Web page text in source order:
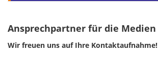
Ansprechpartner für die Medien
Wir freuen uns auf Ihre Kontaktaufnahme!